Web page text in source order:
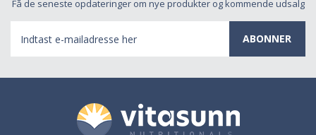
Få de seneste opdateringer om nye produkter og kommende udsalg
mail-
adresse